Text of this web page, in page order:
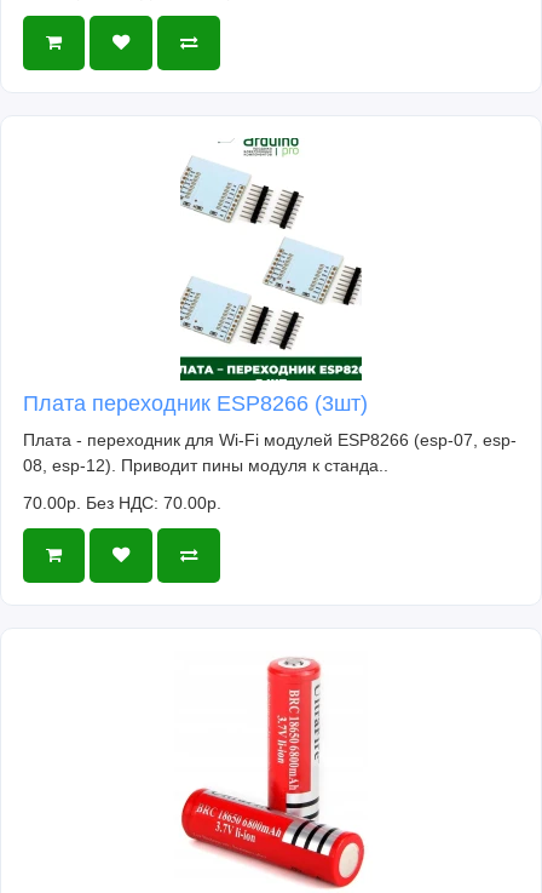
Плата переходник ESP8266 (3шт)
Плата - переходник для Wi-Fi модулей ESP8266 (esp-07, esp-
08, esp-12). Приводит пины модуля к станда..
70.00р. Без НДС: 70.00р.